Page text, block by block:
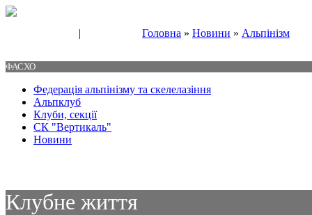
| Головна » Новини » Альпінізм
ФАСХО
Федерація альпінізму та скелелазіння
Альпклуб
Клуби, секції
СК "Вертикаль"
Новини
Клубне життя